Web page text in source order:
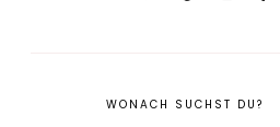
WONACH SUCHST DU?